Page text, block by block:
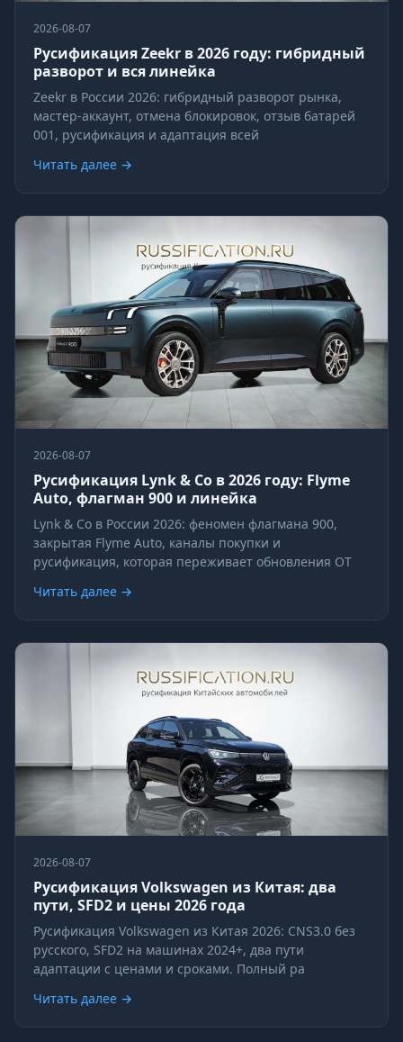
2026-08-07
Русификация Zeekr в 2026 году: гибридный
разворот и вся линейка
Zeekr в России 2026: гибридный разворот рынка,
мастер-аккаунт, отмена блокировок, отзыв батарей
001, русификация и адаптация всей
Читать далее →
2026-08-07
Русификация Lynk & Co в 2026 году: Flyme
Auto, флагман 900 и линейка
Lynk & Co в России 2026: феномен флагмана 900,
закрытая Flyme Auto, каналы покупки и
русификация, которая переживает обновления OT
Читать далее →
2026-08-07
Русификация Volkswagen из Китая: два
пути, SFD2 и цены 2026 года
Русификация Volkswagen из Китая 2026: CNS3.0 без
русского, SFD2 на машинах 2024+, два пути
адаптации с ценами и сроками. Полный ра
Читать далее →